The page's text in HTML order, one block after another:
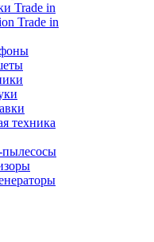
Trade in
Trade in
техника